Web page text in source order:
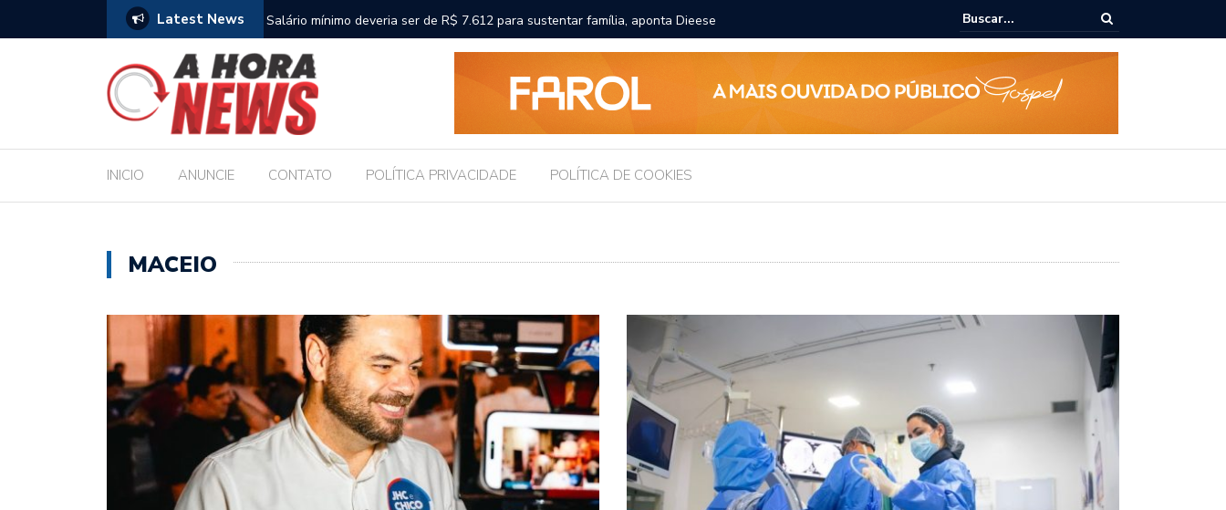
Latest News
sustentar família, aponta Dieese
Deputado Sílvio Camelo participa de convenção que oficializa candidaturas de Renan
Filho ao Governo e Renan Calheiros ao Senado
Chico Filho vai disputar o mandato de deputado federal nas eleições 2026
INICIO ANUNCIE CONTATO POLÍTICA PRIVACIDADE POLÍTICA DE COOKIES
MACEIO